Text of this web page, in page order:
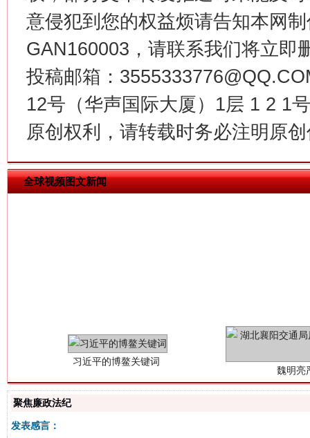
意侵犯到您的权益烦请告知本网
GAN160003，请联系我们将立即
投稿邮箱：
12号（华声国际大厦）1层 1 2 1
原创权利，请转载时务必注明原
全球视频图文新闻
今
聚焦廉政法纪
发表感言：